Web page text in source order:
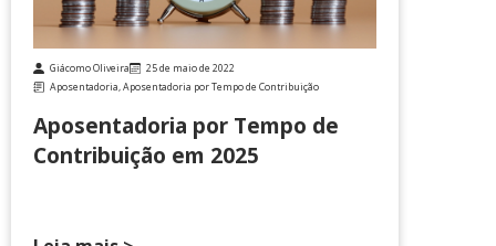
Giácomo Oliveira
25 de maio de 2022
Aposentadoria,Aposentadoria por Tempo de Contribuição
Aposentadoria por Tempo de
Contribuição em 2025